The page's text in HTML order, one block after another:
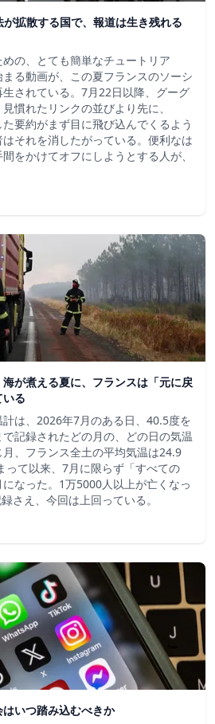
拡散する国で、報道は生き残れる
めの、とても簡単なチュートリア
る動画が、この夏フランスのソーシ
されている。7月22日以降、グーグ
慣れたリンクの並びより先に、
要約がまず目に飛び込んでくるよう
それを消したがっている。便利なは
をかけてオフにしようとする人が、
が煮える夏に、フランスは「元に戻
る
は、2026年7月のある日、40.5度を
記録されたどの月の、どの日の気温
、フランス全土の平均気温は24.9
って以来、7月に限らず「すべての
なった。1万5000人以上が亡くなっ
さえ、今回は上回っている。
いつ踏み込むべきか